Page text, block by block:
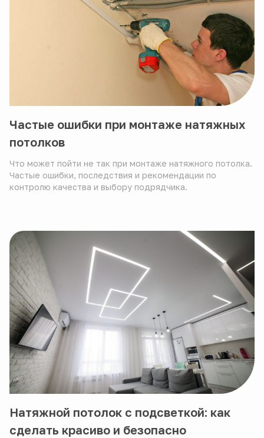
Частые ошибки при монтаже натяжных
потолков
Что может пойти не так при монтаже натяжного потолка.
Частые ошибки, последствия и рекомендации по
контролю качества и выбору подрядчика.
Натяжной потолок с подсветкой: как
сделать красиво и безопасно